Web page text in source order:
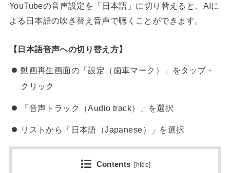
YouTubeの音声設定を「日本語」に切り替えると、AIに
よる日本語の吹き替え音声で聴くことができます。
【日本語音声への切り替え方】
動画再生画面の「設定（歯車マーク）」をタップ・
クリック
「音声トラック（Audio track）」を選択
リストから「日本語（Japanese）」を選択
Contents [hide]